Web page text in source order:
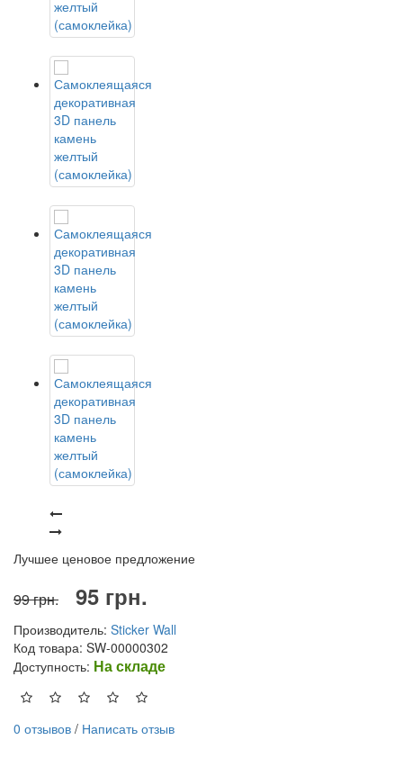
Лучшее ценовое предложение
99 грн. 95 грн.
Производитель: Sticker Wall
Код товара: SW-00000302
Доступность: На складе
0 отзывов / Написать отзыв